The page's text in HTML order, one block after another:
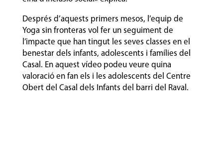
Després d’aquests primers mesos, l’equip de
Yoga sin fronteras vol fer un seguiment de
l’impacte que han tingut les seves classes en el
benestar dels infants, adolescents i famílies del
Casal. En aquest vídeo podeu veure quina
valoració en fan els i les adolescents del Centre
Obert del Casal dels Infants del barri del Raval.